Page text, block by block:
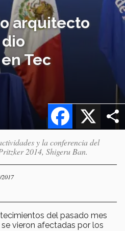
arquitecto
Tec
X
Facebook
y la conferencia del
2014, Shigeru Ban.
2017
del pasado mes
vieron afectadas por los